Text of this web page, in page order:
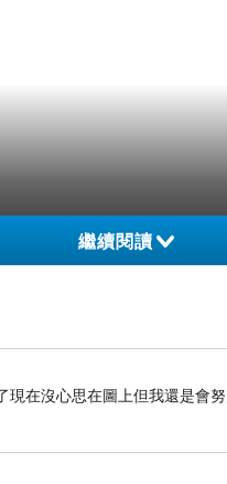
繼續閱讀
現在沒心思在圖上但我還是